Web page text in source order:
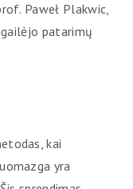
Paweł Plakwic,
patarimų
kai
yra